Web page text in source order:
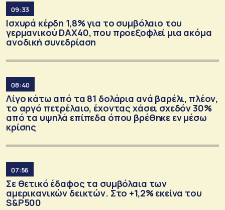
09:33
Ισχυρά κέρδη 1,8% για το συμβόλαιο του
γερμανικού DAX40, που προεξοφλεί μια ακόμα
ανοδική συνεδρίαση
08:40
Λίγο κάτω από τα 81 δολάρια ανά βαρέλι, πλέον,
το αργό πετρέλαιο, έχοντας χάσει σχεδόν 30%
από τα υψηλά επίπεδα όπου βρέθηκε εν μέσω
κρίσης
07:56
Σε θετικό έδαφος τα συμβόλαια των
αμερικανικών δεικτών. Στο +1,2% εκείνα του
S&P500